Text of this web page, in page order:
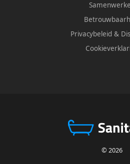
Privacybeleid &
© 2026